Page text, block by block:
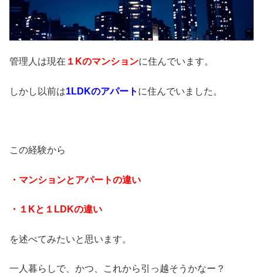
管理人は現在 １Kのマンションに住んでいます。
しかし以前は1LDKのアパート に住んでいました。
この経験から
・マンションとアパートの違い
・１Kと１LDKの違い
を述べてみたいと思います。
一人暮らしで、かつ、これから引っ越そうかなー？